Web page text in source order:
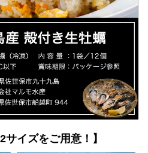
サイズをご用意！】